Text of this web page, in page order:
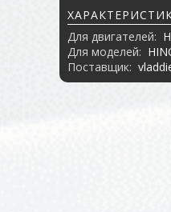
Для двигателей:
Для моделей:
Поставщик: